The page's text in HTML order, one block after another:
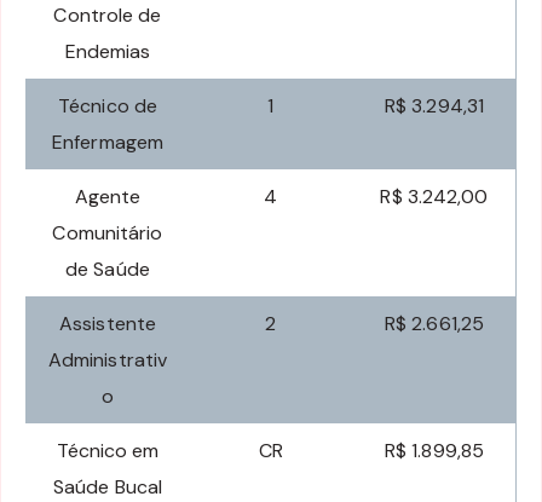
Controle de
Endemias
Técnico de
Enfermagem
1 R$ 3.294,31
Agente
Comunitário
de Saúde
4 R$ 3.242,00
Assistente
Administrativ
o
2 R$ 2.661,25
Técnico em
Saúde Bucal
CR R$ 1.899,85